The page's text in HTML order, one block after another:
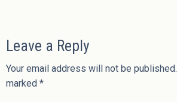
Leave a Reply
Your email address will not be published.
marked *